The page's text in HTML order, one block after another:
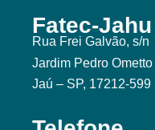
Fatec-Jahu
Rua Frei Galvão, s/n
Jardim Pedro Ometto
Jaú – SP, 17212-599